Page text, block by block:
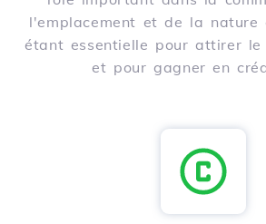
l'emplacement et de la nature
étant essentielle pour attirer le
et pour gagner en